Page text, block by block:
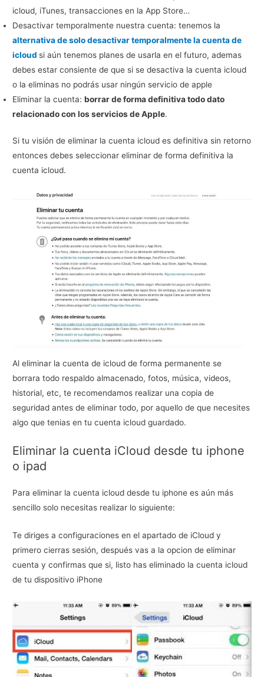
icloud, iTunes, transacciones en la App Store…
Desactivar temporalmente nuestra cuenta: tenemos la
alternativa de solo desactivar temporalmente la cuenta de
icloud si aún tenemos planes de usarla en el futuro, ademas
debes estar consiente de que si se desactiva la cuenta icloud
o la eliminas no podrás usar ningún servicio de apple
Eliminar la cuenta:borrar de forma definitiva todo dato
relacionado con los servicios de Apple.
Si tu visión de eliminar la cuenta icloud es definitiva sin retorno
entonces debes seleccionar eliminar de forma definitiva la
cuenta icloud.
Al eliminar la cuenta de icloud de forma permanente se
borrara todo respaldo almacenado, fotos, música, videos,
historial, etc, te recomendamos realizar una copia de
seguridad antes de eliminar todo, por aquello de que necesites
algo que tenias en tu cuenta icloud guardado.
Eliminar la cuenta iCloud desde tu iphone
o ipad
Para eliminar la cuenta icloud desde tu iphone es aún más
sencillo solo necesitas realizar lo siguiente:
Te diriges a configuraciones en el apartado de iCloud y
primero cierras sesión, después vas a la opcion de eliminar
cuenta y confirmas que si, listo has eliminado la cuenta icloud
de tu dispositivo iPhone